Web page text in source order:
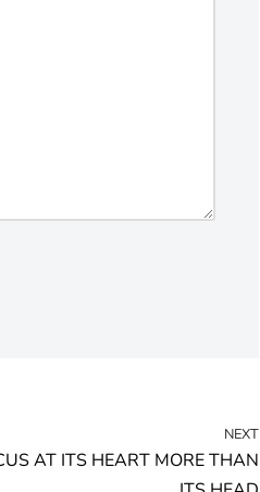
NEXT
AT ITS HEART MORE THAN